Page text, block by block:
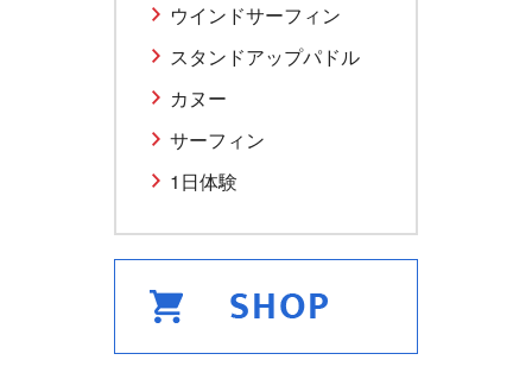
ウインドサーフィン
スタンドアップパドル
カヌー
サーフィン
1日体験